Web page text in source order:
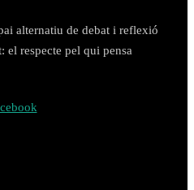
alternatiu de debat i reflexió
el respecte pel qui pensa